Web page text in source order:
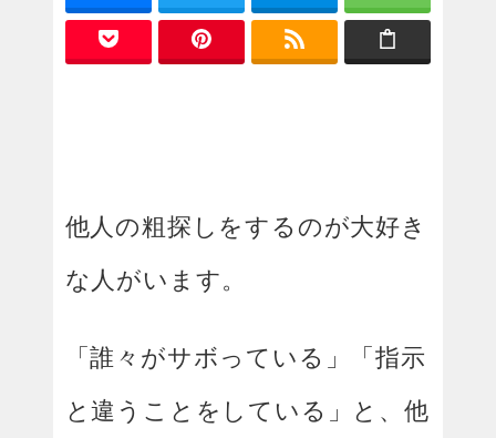
他人の粗探しをするのが大好き
な人がいます。
「誰々がサボっている」「指示
と違うことをしている」と、他